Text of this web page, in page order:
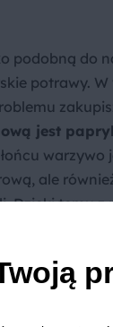
podobną do
potrawy.
jest
warzywo
ale
Dzięki temu z
najczęściej